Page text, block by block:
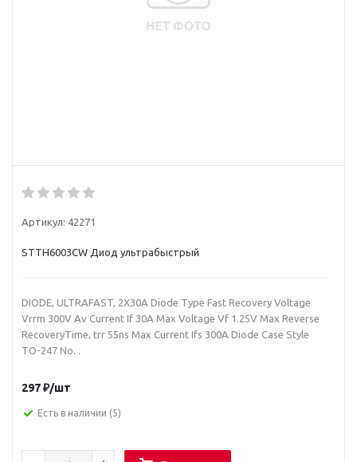
Артикул: 42271
STTH6003CW Диод ультрабыстрый
DIODE, ULTRAFAST, 2X30A Diode Type Fast Recovery Voltage
Vrrm 300V Av Current If 30A Max Voltage Vf 1.25V Max Reverse
RecoveryTime, trr 55ns Max Current Ifs 300A Diode Case Style
TO-247 No. .
297₽/шт
Есть в наличии (5)